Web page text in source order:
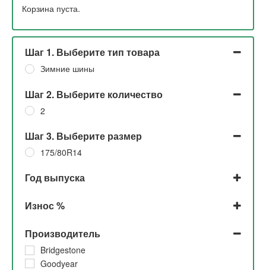
Корзина пуста.
Шаг 1. Выберите тип товара
Зимние шины
Шаг 2. Выберите количество
2
Шаг 3. Выберите размер
175/80R14
Год выпуска
2015
Износ %
5%
30%
Производитель
Bridgestone
Goodyear